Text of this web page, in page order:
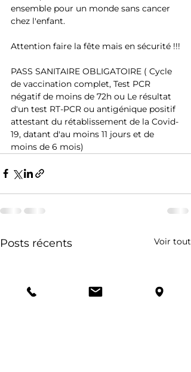
ensemble pour un monde sans cancer
chez l'enfant.
Attention faire la fête mais en sécurité !!!
PASS SANITAIRE OBLIGATOIRE ( Cycle
de vaccination complet, Test PCR
négatif de moins de 72h ou Le résultat
d'un test RT-PCR ou antigénique positif
attestant du rétablissement de la Covid-
19, datant d'au moins 11 jours et de
moins de 6 mois)
Posts récents Voir tout